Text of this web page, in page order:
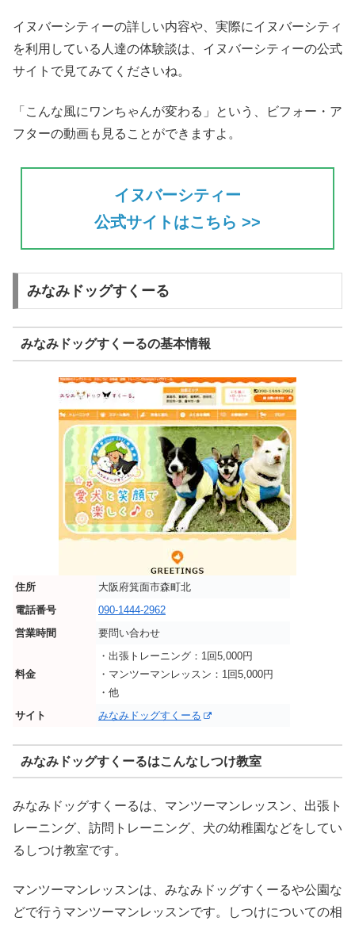
イヌバーシティーの詳しい内容や、実際にイヌバーシティ
を利用している人達の体験談は、イヌバーシティーの公式
サイトで見てみてくださいね。
「こんな風にワンちゃんが変わる」という、ビフォー・ア
フターの動画も見ることができますよ。
イヌバーシティー
公式サイトはこちら >>
みなみドッグすくーる
みなみドッグすくーるの基本情報
住所
大阪府箕面市森町北
電話番号
090-1444-2962
営業時間
要問い合わせ
料金
・出張トレーニング：1回5,000円
・マンツーマンレッスン：1回5,000円
・他
サイト
みなみドッグすくーる
みなみドッグすくーるはこんなしつけ教室
みなみドッグすくーるは、マンツーマンレッスン、出張ト
レーニング、訪問トレーニング、犬の幼稚園などをしてい
るしつけ教室です。
マンツーマンレッスンは、みなみドッグすくーるや公園な
どで行うマンツーマンレッスンです。しつけについての相